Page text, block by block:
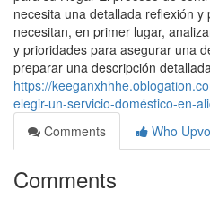
necesita una detallada reflexión
necesitan, en primer lugar,
y prioridades para asegurar una
preparar una descripción
https://
elegir-un-servicio-doméstico-en-
Comments
Who
Comments